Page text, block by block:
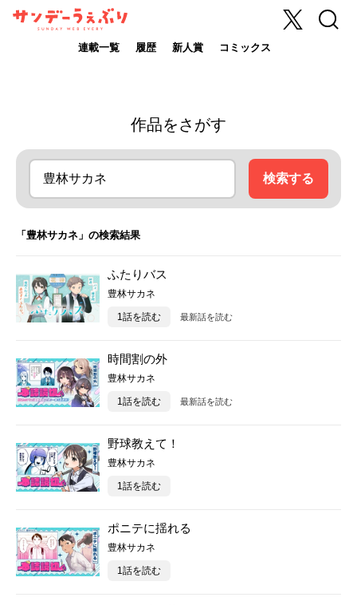
サンデーうぇ
連載一覧 履歴 新人賞 コミックス
X 検索
作品をさがす
検索する
「豊林サカネ」の検索結果
ふたりバス
豊林サカネ
1話を読む 最新話を読む
時間割の外
豊林サカネ
1話を読む 最新話を読む
野球教えて！
豊林サカネ
1話を読む
ポニテに揺れる
豊林サカネ
1話を読む